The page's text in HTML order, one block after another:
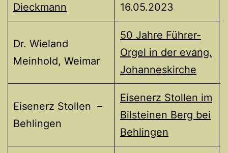
Dieckmann
16.05.2023
Dr. Wieland
Meinhold, Weimar
50 Jahre Führer-
Orgel in der evang.
Johanneskirche
Eisenerz Stollen –
Behlingen
Eisenerz Stollen im
Bilsteinen Berg bei
Behlingen